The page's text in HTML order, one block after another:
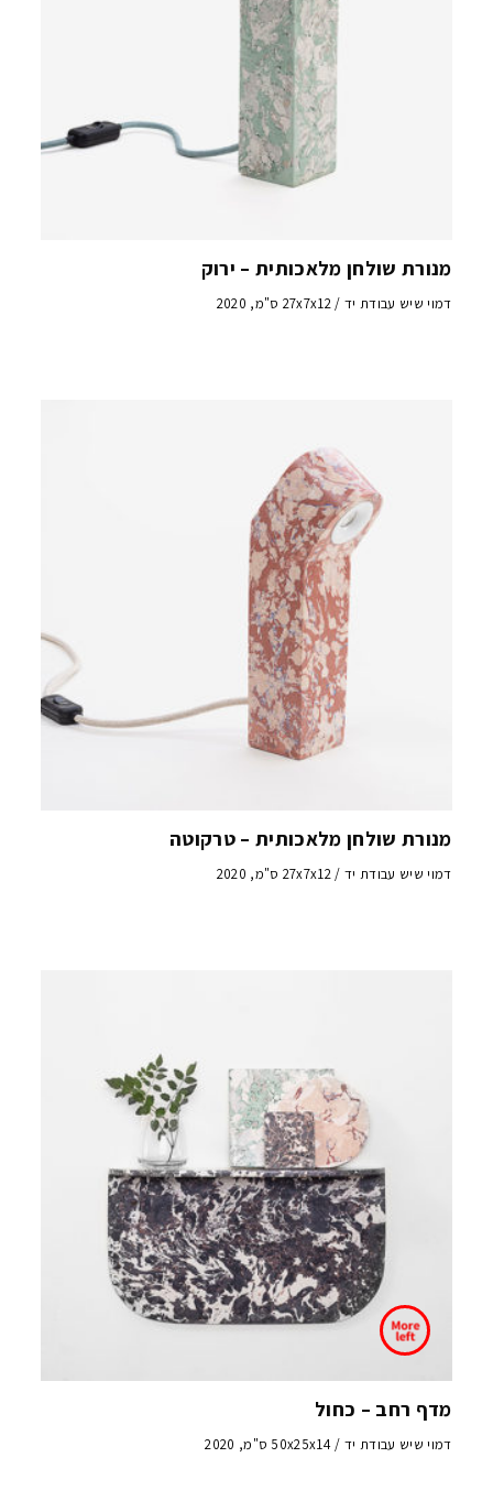
מנורת שולחן מלאכותית – ירוק
דמוי שיש עבודת יד / 27x7x12 ס"מ, 2020
מנורת שולחן מלאכותית – טרקוטה
דמוי שיש עבודת יד / 27x7x12 ס"מ, 2020
מדף רחב – כחול
דמוי שיש עבודת יד / 50x25x14 ס"מ, 2020